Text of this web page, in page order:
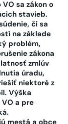
sa zákon o
stavieb.
či sa
na základe
problém,
zákona
zmlúv
úradu,
niektoré z
Výška
a pre